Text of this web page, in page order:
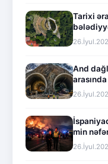
Tarixi
And
min